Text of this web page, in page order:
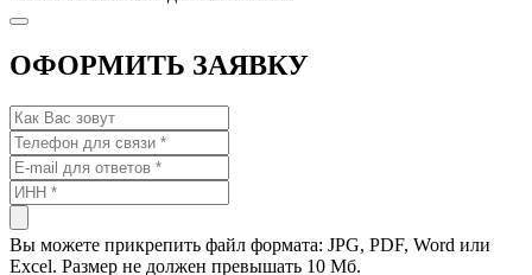
ОФОРМИТЬ ЗАЯВКУ
Вы можете прикрепить файл формата: JPG, PDF, Word или
Excel. Размер не должен превышать 10 Мб.